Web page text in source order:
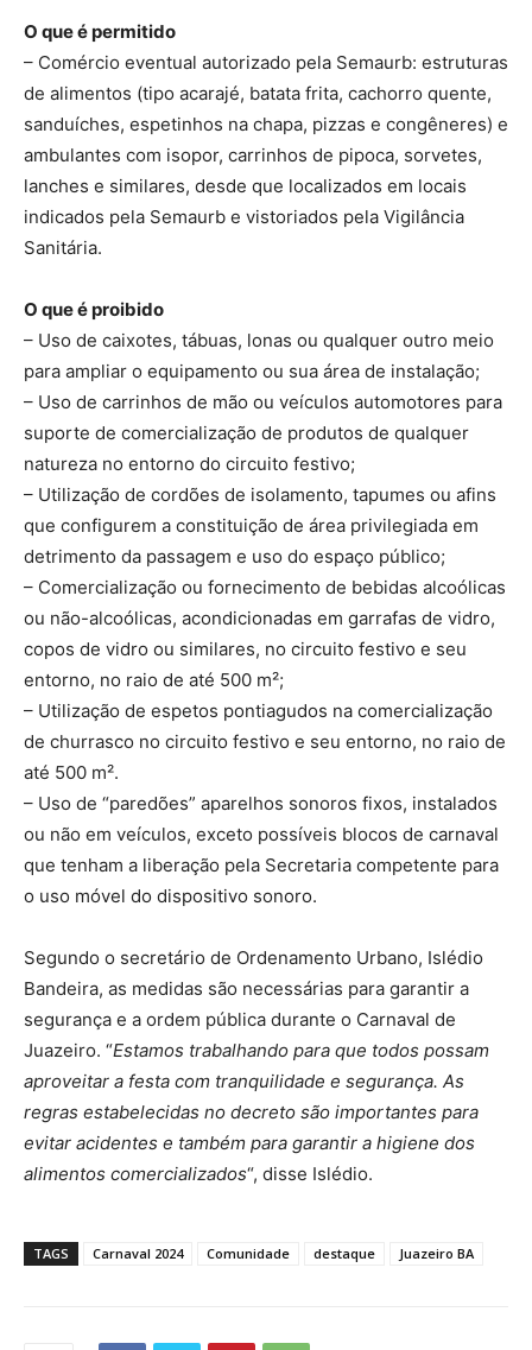
O que é permitido
– Comércio eventual autorizado pela Semaurb: estruturas
de alimentos (tipo acarajé, batata frita, cachorro quente,
sanduíches, espetinhos na chapa, pizzas e congêneres) e
ambulantes com isopor, carrinhos de pipoca, sorvetes,
lanches e similares, desde que localizados em locais
indicados pela Semaurb e vistoriados pela Vigilância
Sanitária.
O que é proibido
– Uso de caixotes, tábuas, lonas ou qualquer outro meio
para ampliar o equipamento ou sua área de instalação;
– Uso de carrinhos de mão ou veículos automotores para
suporte de comercialização de produtos de qualquer
natureza no entorno do circuito festivo;
– Utilização de cordões de isolamento, tapumes ou afins
que configurem a constituição de área privilegiada em
detrimento da passagem e uso do espaço público;
– Comercialização ou fornecimento de bebidas alcoólicas
ou não-alcoólicas, acondicionadas em garrafas de vidro,
copos de vidro ou similares, no circuito festivo e seu
entorno, no raio de até 500 m²;
– Utilização de espetos pontiagudos na comercialização
de churrasco no circuito festivo e seu entorno, no raio de
até 500 m².
– Uso de “paredões” aparelhos sonoros fixos, instalados
ou não em veículos, exceto possíveis blocos de carnaval
que tenham a liberação pela Secretaria competente para
o uso móvel do dispositivo sonoro.
Segundo o secretário de Ordenamento Urbano, Islédio
Bandeira, as medidas são necessárias para garantir a
segurança e a ordem pública durante o Carnaval de
Juazeiro. “Estamos trabalhando para que todos possam
aproveitar a festa com tranquilidade e segurança. As
regras estabelecidas no decreto são importantes para
evitar acidentes e também para garantir a higiene dos
alimentos comercializados“, disse Islédio.
TAGS Carnaval 2024 Comunidade destaque Juazeiro BA